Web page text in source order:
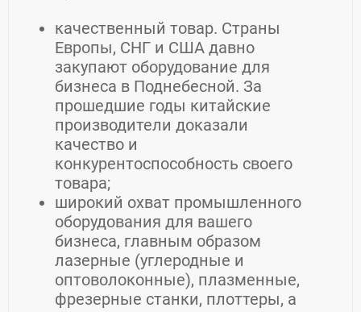
качественный товар. Страны
Европы, СНГ и США давно
закупают оборудование для
бизнеса в Поднебесной. За
прошедшие годы китайские
производители доказали
качество и
конкурентоспособность своего
товара;
широкий охват промышленного
оборудования для вашего
бизнеса, главным образом
лазерные (углеродные и
оптоволоконные), плазменные,
фрезерные станки, плоттеры, а